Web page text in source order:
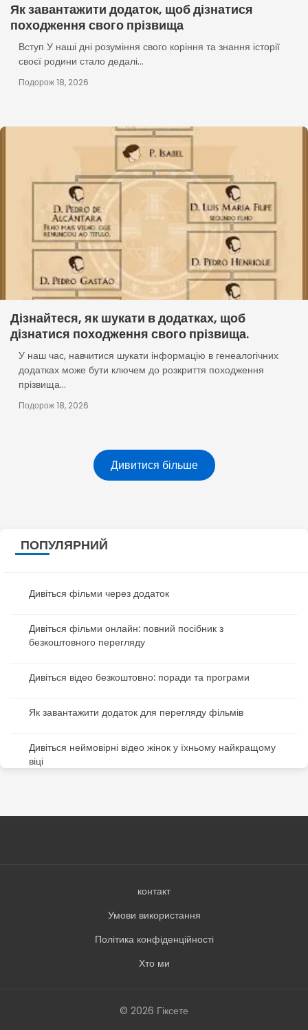
Як завантажити додаток, щоб дізнатися
походження свого прізвища
Вступ У наші дні розуміння свого коріння та знання історії
своєї родини стало дедалі...
Подорож 18, 2026
Дізнайтеся, як шукати в додатках, щоб
дізнатися походження свого прізвища.
У наш час, навчитися шукати інформацію в генеалогічних
додатках може бути ключем до розкриття походження
прізвища...
Подорож 18, 2026
Дивитися більше
ПОПУЛЯРНИЙ
Дивіться фільми через додаток
Дивіться фільми онлайн: повний посібник з
безкоштовного перегляду
Дивіться відео безкоштовно: поради та програми
Як завантажити додаток для перегляду фільмів
Дивіться неймовірні відео жінок у їхньому найкращому
віці
контакт
Умови використання
Політика конфіденційності
Хто ми
© 2026 Гіксете